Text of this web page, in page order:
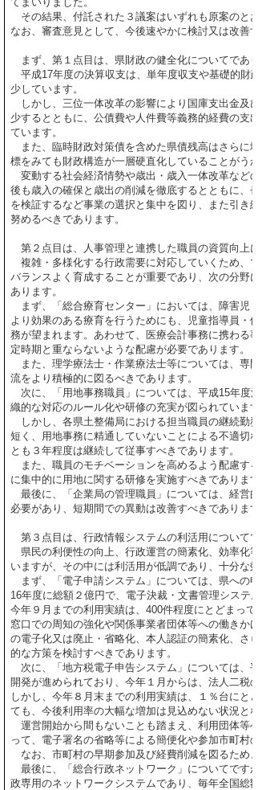
その結果、付託された３議案はいずれも原案のと
なお、審査意見として、今後速やかに検討又は改善
まず、第１点目は、県財政の健全化についてであり
平成17年度の決算収支は、単年度収支や基礎的財
少しています。
しかし、三位一体改革の影響により国庫支出金及
少するとともに、公債費や人件費等義務的経費の支
ています。
また、臨時財政対策債を含めた県債残高はさらに
標をみても財政構造が一層硬直化していることがうか
変動する社会経済情勢や歳出・歳入一体改革など
後も歳入の確保と歳出の削減を徹底するとともに、
を検証するなど事業の選択と集中を図り、また引き
努めるべきであります。
第２点目は、人事管理と連携した職員の資質向上
複雑・多様化する行政需要に対応していくため、
バランスよく育成することが重要であり、次の分野
あります。
まず、「総合療育センター」においては、障害児
より効果のある療育を行うためにも、児童指導員・
務が望まれます。あわせて、医療会計事務に携わる
定時期と重ならないような配慮が必要であります。
また、理学療法士・作業療法士等については、専
流をより積極的に図るべきであります。
次に、「用地事務職員」については、平成15年度
織的な対応のルール化や研修の充実が図られています
しかし、各県土整備局における担当職員の継続勤
短く、用地事務に精通していないことによる不適切
とも３年程度は継続して従事すべきであります。
また、職員のモチベーションを高めるよう配慮す
に集中的に用地に関する研修を実施すべきであります
最後に、「企業局の管理職員」については、経営
必要があり、短期間での異動は改善すべきであります
第３点目は、行政情報システムの利活用についてで
県民の利便性の向上、行政運営の簡素化、効率化
いますが、その中には利活用が低調であり、十分な
まず、「電子申請システム」については、県への
16年度に総額２億円で、電子決裁・文書管理シス
今年９月までの利用実績は、400件程度にとどまって
窓口での周知の強化や関係事業者団体等への働きか
の電子化又は廃止・省略化、本人認証の簡素化、さ
的な方策を検討すべきであります。
次に、「地方税電子申告システム」については、
開発が進められており、今年１月からは、法人二税
しかし、今年８月末までの利用実績は、１％台に
ても、今後利用率の大幅な増加は見込めない状況と
運営開始から間もないことも踏まえ、利用団体等
って、電子署名の省略等による簡便化や参加市町
なお、市町村の早期参加及び経費削減を図るため
最後に、「総合行政ネットワーク」についてです
政専用のネットワークシステムであり、毎年全国総